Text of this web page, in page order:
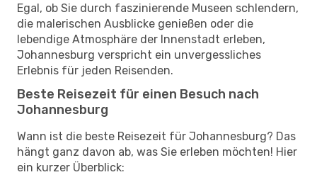
Egal, ob Sie durch faszinierende Museen schlendern,
die malerischen Ausblicke genießen oder die
lebendige Atmosphäre der Innenstadt erleben,
Johannesburg verspricht ein unvergessliches
Erlebnis für jeden Reisenden.
Beste Reisezeit für einen Besuch nach
Johannesburg
Wann ist die beste Reisezeit für Johannesburg? Das
hängt ganz davon ab, was Sie erleben möchten! Hier
ein kurzer Überblick: